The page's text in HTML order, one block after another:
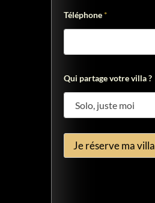
o
Téléphone *
Qui partage votre villa ?
Je réserve ma villa